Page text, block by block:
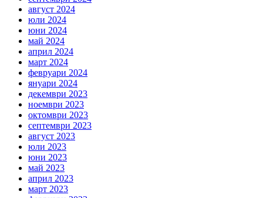
август 2024
юли 2024
юни 2024
май 2024
април 2024
март 2024
февруари 2024
януари 2024
декември 2023
ноември 2023
октомври 2023
септември 2023
август 2023
юли 2023
юни 2023
май 2023
април 2023
март 2023